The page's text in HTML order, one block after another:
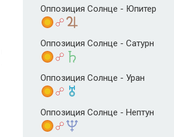
Оппозиция Солнце - Юпитер
Оппозиция Солнце - Сатурн
Оппозиция Солнце - Уран
Оппозиция Солнце - Нептун